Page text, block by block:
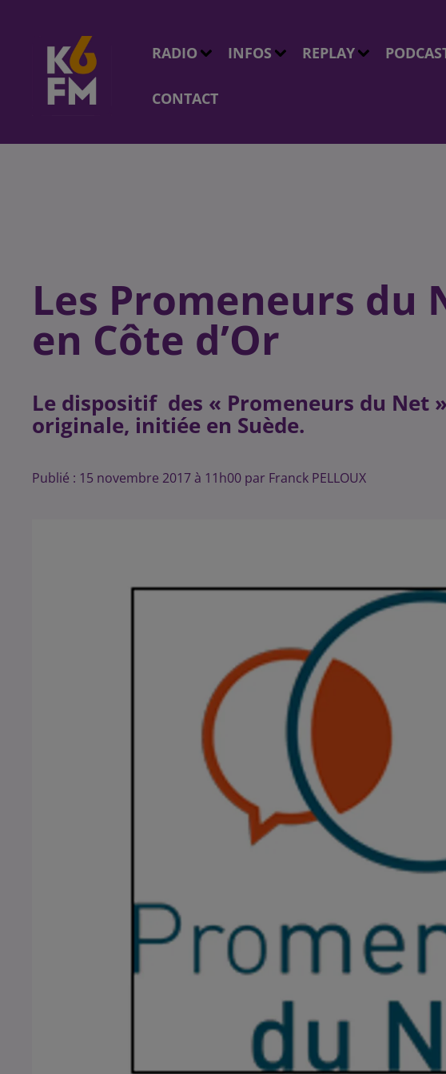
RADIO INFOS REPLAY
CONTACT
Les Promeneurs du
en Côte d’Or
Le dispositif des « Promeneurs du Net
originale, initiée en Suède.
Publié : 15 novembre 2017 à 11h00 par Franck PELLOUX